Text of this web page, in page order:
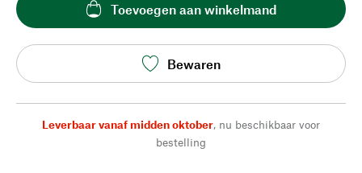
Toevoegen aan winkelmand
Bewaren
Leverbaar vanaf midden oktober, nu beschikbaar voor
bestelling